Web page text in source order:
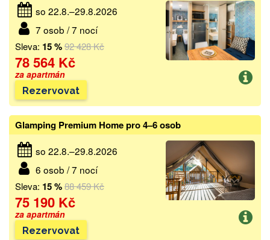
so 22.8.–29.8.2026
7 osob / 7 nocí
Sleva: 15 %92 428 Kč
78 564 Kč
za apartmán
Rezervovat
Glamping Premium Home pro 4–6 osob
so 22.8.–29.8.2026
6 osob / 7 nocí
Sleva: 15 %88 459 Kč
75 190 Kč
za apartmán
Rezervovat